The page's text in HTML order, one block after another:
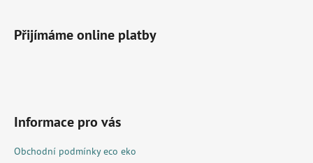
p
Přijímáme online platby
Informace pro vás
Obchodní podmínky eco eko